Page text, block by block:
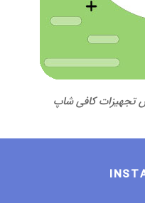
تجهیزات کافی شاپ